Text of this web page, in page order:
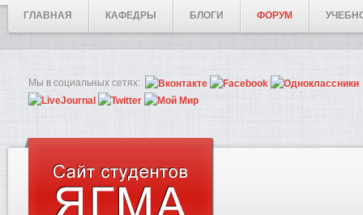
ГЛАВНАЯ КАФЕДРЫ БЛОГИ ФОРУМ
Мы в социальных сетях: